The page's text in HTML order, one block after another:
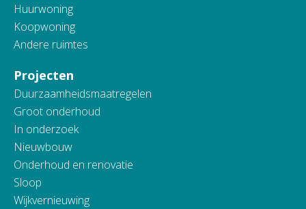
Huurwoning
Koopwoning
Andere ruimtes
Projecten
Duurzaamheidsmaatregelen
Groot onderhoud
In onderzoek
Nieuwbouw
Onderhoud en renovatie
Sloop
Wijkvernieuwing